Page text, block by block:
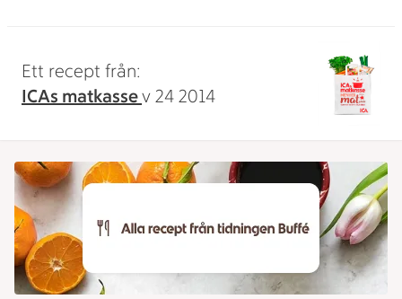
Ett recept från:
ICAs matkassev 24 2014